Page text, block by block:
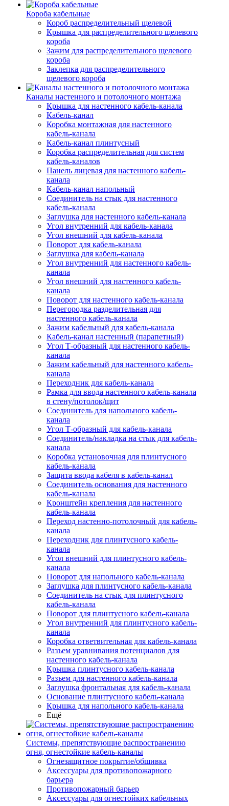
Короба кабельные
Короб распределительный щелевой
Крышка для распределительного щелевого
короба
Зажим для распределительного щелевого
короба
Заклепка для распределительного
щелевого короба
Каналы настенного и потолочного монтажа
Крышка для настенного кабель-канала
Кабель-канал
Коробка монтажная для настенного
кабель-канала
Кабель-канал плинтусный
Коробка распределительная для систем
кабель-каналов
Панель лицевая для настенного кабель-
канала
Кабель-канал напольный
Соединитель на стык для настенного
кабель-канала
Заглушка для настенного кабель-канала
Угол внутренний для кабель-канала
Угол внешний для кабель-канала
Поворот для кабель-канала
Заглушка для кабель-канала
Угол внутренний для настенного кабель-
канала
Угол внешний для настенного кабель-
канала
Поворот для настенного кабель-канала
Перегородка разделительная для
настенного кабель-канала
Зажим кабельный для кабель-канала
Кабель-канал настенный (парапетный)
Угол Т-образный для настенного кабель-
канала
Зажим кабельный для настенного кабель-
канала
Переходник для кабель-канала
Рамка для ввода настенного кабель-канала
в стену/потолок/щит
Соединитель для напольного кабель-
канала
Угол Т-образный для кабель-канала
Соединитель/накладка на стык для кабель-
канала
Коробка установочная для плинтусного
кабель-канала
Защита ввода кабеля в кабель-канал
Соединитель основания для настенного
кабель-канала
Кронштейн крепления для настенного
кабель-канала
Переход настенно-потолочный для кабель-
канала
Переходник для плинтусного кабель-
канала
Угол внешний для плинтусного кабель-
канала
Поворот для напольного кабель-канала
Заглушка для плинтусного кабель-канала
Соединитель на стык для плинтусного
кабель-канала
Поворот для плинтусного кабель-канала
Угол внутренний для плинтусного кабель-
канала
Коробка ответвительная для кабель-канала
Разъем уравнивания потенциалов для
настенного кабель-канала
Крышка плинтусного кабель-канала
Разъем для настенного кабель-канала
Заглушка фронтальная для кабель-канала
Основание плинтусного кабель-канала
Крышка для напольного кабель-канала
Ещё
Системы, препятствующие распространению
огня, огнестойкие кабель-каналы
Огнезащитное покрытие/обшивка
Аксессуары для противопожарного
барьера
Противопожарный барьер
Аксессуары для огнестойких кабельных